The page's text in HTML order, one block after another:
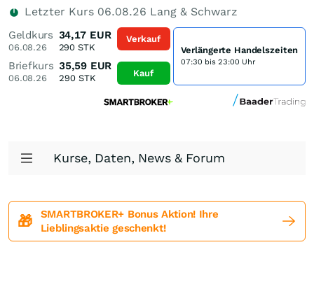
Letzter Kurs 06.08.26 Lang & Schwarz
Geldkurs
06.08.26
34,17 EUR
290 STK
Briefkurs
06.08.26
35,59 EUR
290STK
Verkauf
Kauf
Verlängerte Handelszeiten
07:30 bis 23:00 Uhr
Kurse, Daten, News & Forum
🎁
SMARTBROKER+ Bonus Aktion! Ihre
Lieblingsaktie geschenkt!